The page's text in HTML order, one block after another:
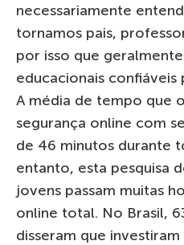
necessariamente
tornamos pais,
por isso que
educacionais confiáveis
A média de tempo que
segurança online com
de 46 minutos durante
entanto, esta pesquisa
jovens passam muitas
online total. No Brasil,
disseram que